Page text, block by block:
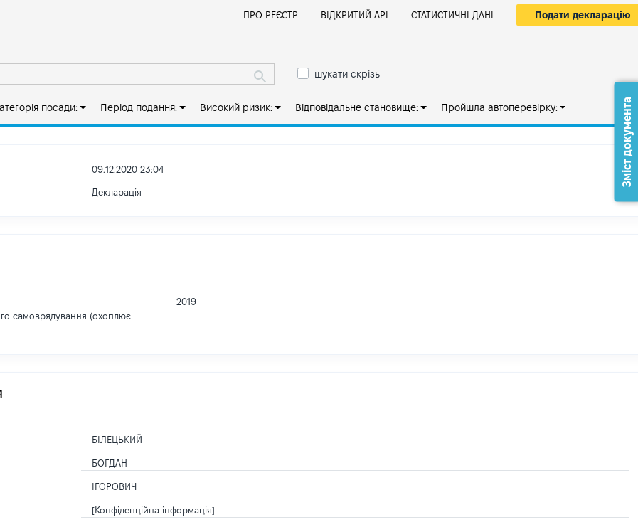
ПРО РЕЄСТР ВІДКРИТИЙ АРІ СТАТИСТИЧНІ ДАНІ Подати декларацію
шукати скрізь
посади: Період подання: Високий ризик: Відповідальне становище: Пройшла автоперевірку:
09.12.2020 23:04
Декларація
самоврядування (охоплює
2019
БІЛЕЦЬКИЙ
БОГДАН
ІГОРОВИЧ
[Конфіденційна інформація]
Зміст документа